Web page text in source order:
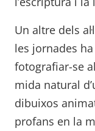
Un altre dels
les jornades
fotografiar-se
mida natural
dibuixos
profans en la